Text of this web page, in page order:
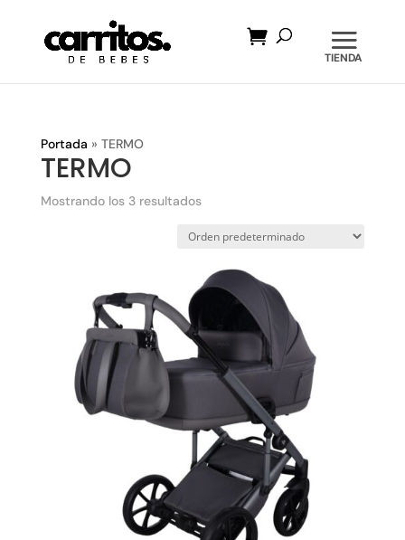
productos
Portada » TERMO
TERMO
Mostrando los 3 resultados